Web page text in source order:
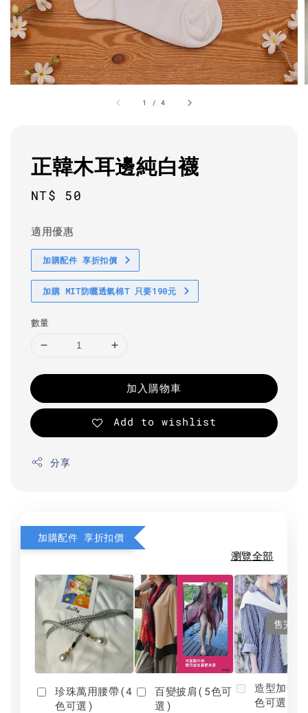
1 /4
正韓木耳邊純白襪
Regular
NT$ 50
適用優惠
加購配件 享折扣價
加購 MIT防曬透氣棉T 只要190元
數量
加入購物車
Add to wishlist
分享
加購配件 享折扣價
瀏覽全部
珍珠萬用腰帶(4
色可選)
百變披肩(5色可
選)
售完
造型加分
色可選)